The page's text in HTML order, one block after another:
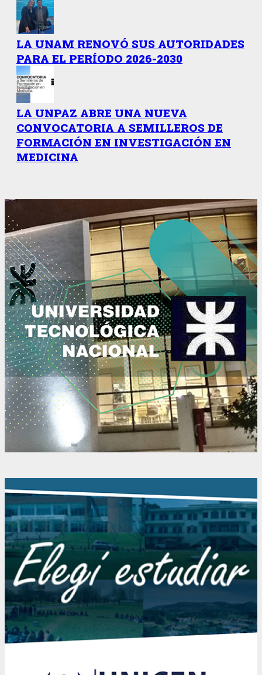
LA UNAM RENOVÓ SUS AUTORIDADES
PARA EL PERÍODO 2026-2030
LA UNPAZ ABRE UNA NUEVA
CONVOCATORIA A SEMILLEROS DE
FORMACIÓN EN INVESTIGACIÓN EN
MEDICINA